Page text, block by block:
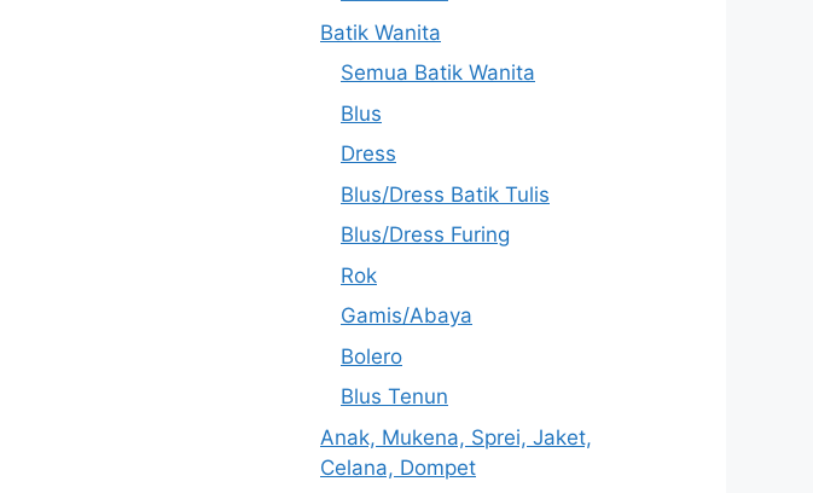
Batik Wanita
Semua Batik Wanita
Blus
Dress
Blus/Dress Batik Tulis
Blus/Dress Furing
Rok
Gamis/Abaya
Bolero
Blus Tenun
Anak, Mukena, Sprei, Jaket,
Celana, Dompet